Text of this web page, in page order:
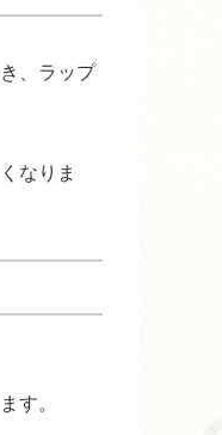
、ラップ
なりま
す。